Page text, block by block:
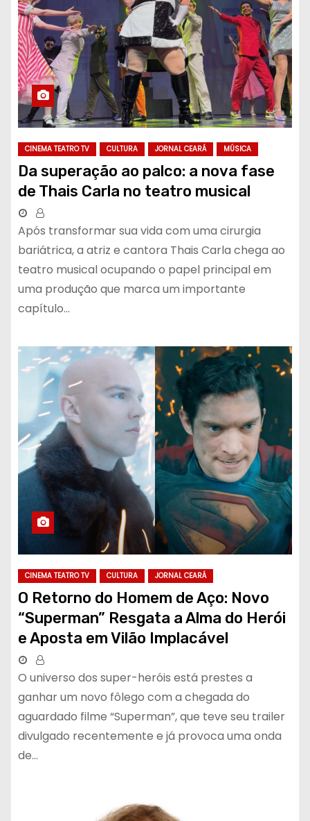
CINEMA TEATRO TV CULTURA JORNAL CEARÁ MÚSICA
Da superação ao palco: a nova fase
de Thais Carla no teatro musical
Após transformar sua vida com uma cirurgia
bariátrica, a atriz e cantora Thais Carla chega ao
teatro musical ocupando o papel principal em
uma produção que marca um importante
capítulo…
CINEMA TEATRO TV CULTURA JORNAL CEARÁ
O Retorno do Homem de Aço: Novo
“Superman” Resgata a Alma do Herói
e Aposta em Vilão Implacável
O universo dos super-heróis está prestes a
ganhar um novo fôlego com a chegada do
aguardado filme “Superman”, que teve seu trailer
divulgado recentemente e já provoca uma onda
de…